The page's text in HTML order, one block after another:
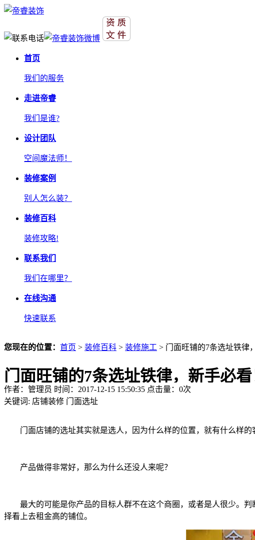
首页
我们的服务
走进帝睿
我们是谁?
设计团队
空间魔法师！
装修案例
别人怎么装？
装修百科
装修攻略!
联系我们
我们在哪里？
在线沟通
快速联系
您现在的位置： 首页 > 装修百科 > 装修施工 > 门面旺铺的7条选址铁律
门面旺铺的7条选址铁律，新手必看
作者：管理员 时间：2017-12-15 15:50:35 点击量： 0次
关键词: 店铺装修 门面选址
门面店铺的选址其实就是选人，因为什么样的位置，就有什么样的
产品做得非常好，那么为什么还没人来呢？
最大的可能是你产品的目标人群不在这个商圈，或者是人很少。判
择看上去租金高的铺位。